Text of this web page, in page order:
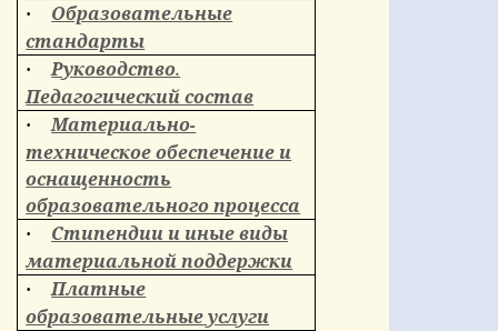
·
Образовательные
стандарты
·
Руководство.
Педагогический состав
·
Материально-
техническое обеспечение и
оснащенность
образовательного процесса
·
Стипендии и иные виды
материальной поддержки
·
Платные
образовательные услуги